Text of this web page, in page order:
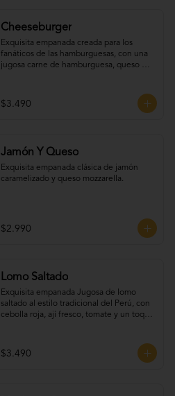
Cheeseburger
Exquisita empanada creada para los
fanáticos de las hamburguesas, con una
jugosa carne de hamburguesa, queso
$3.490
Jamón Y Queso
Exquisita empanada clásica de jamón
caramelizado y queso mozzarella.
$2.990
Lomo Saltado
Exquisita empanada Jugosa de lomo
saltado al estilo tradicional del Perú, con
cebolla roja, ají fresco, tomate y un toque
$3.490